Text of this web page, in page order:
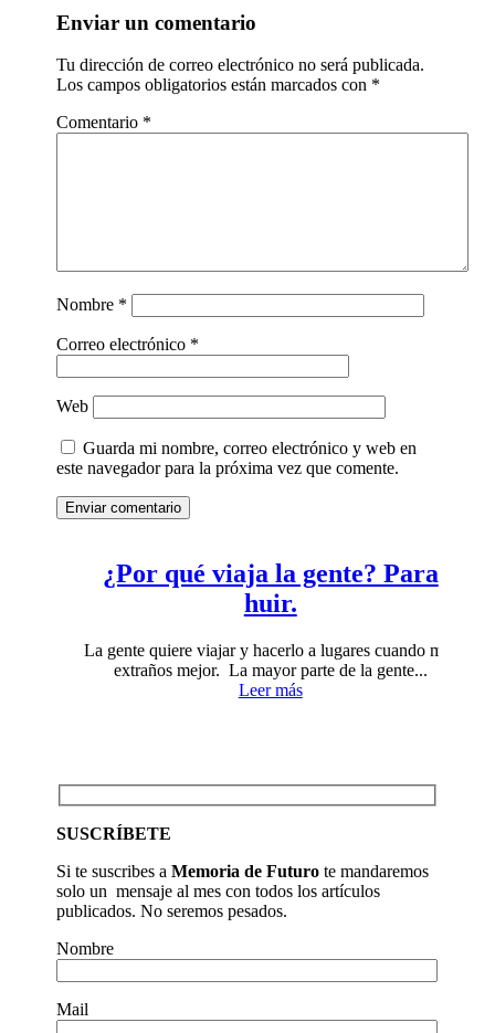
Enviar un comentario
Tu dirección de correo electrónico no será publicada.
Los campos obligatorios están marcados con *
Comentario *
Nombre *
Correo electrónico *
Web
Guarda mi nombre, correo electrónico y web en
este navegador para la próxima vez que comente.
Enviar comentario
¿Por qué viaja la gente? Para
huir.
La gente quiere viajar y hacerlo a lugares cuando más
extraños mejor. La mayor parte de la gente...
Leer más
SUSCRÍBETE
Si te suscribes aMemoria de Futuro te mandaremos
solo un mensaje al mes con todos los artículos
publicados. No seremos pesados.
Nombre
Mail